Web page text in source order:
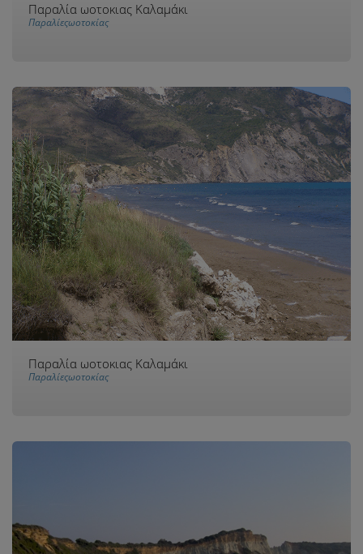
Παραλία ωοτοκιας Καλαμάκι
Παραλίεςωοτοκίας
Παραλία ωοτοκιας Καλαμάκι
Παραλίεςωοτοκίας